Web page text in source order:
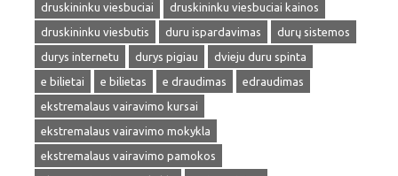
druskininku viesbuciai
druskininku viesbuciai kainos
druskininku viesbutis
duru ispardavimas
durų sistemos
durys internetu
durys pigiau
dvieju duru spinta
e bilietai
e bilietas e draudimas
edraudimas
ekstremalaus vairavimo kursai
ekstremalaus vairavimo mokykla
ekstremalaus vairavimo pamokos